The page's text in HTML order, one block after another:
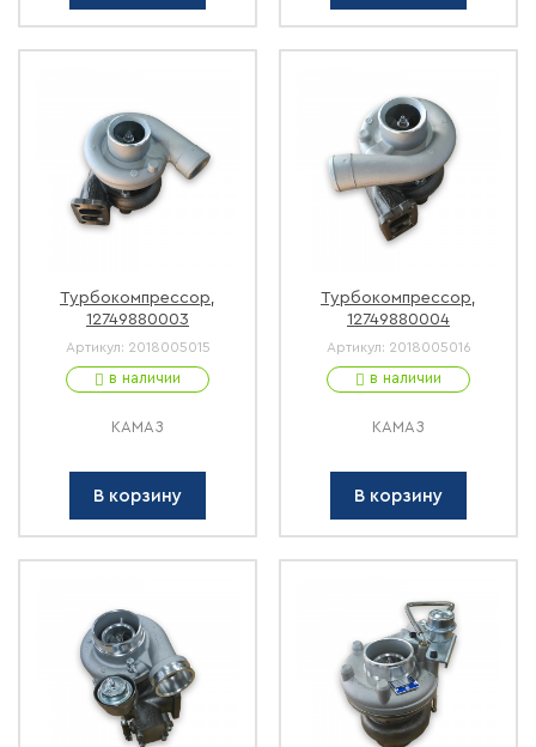
Турбокомпрессор,
12749880003
Артикул: 2018005015
в наличии
КАМАЗ
В корзину
Турбокомпрессор,
12749880004
Артикул: 2018005016
в наличии
КАМАЗ
В корзину